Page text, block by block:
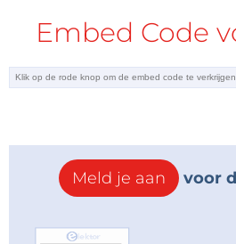
Embed Code
Meld je aan voor